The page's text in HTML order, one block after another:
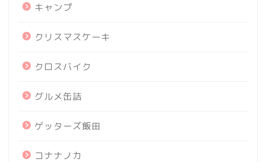
キャンプ
クリスマスケーキ
クロスバイク
グルメ缶詰
ゲッターズ飯田
コナナノカ